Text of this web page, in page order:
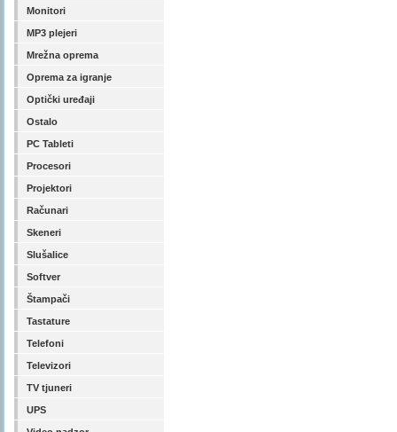
Monitori
MP3 plejeri
Mrežna oprema
Oprema za igranje
Optički uređaji
Ostalo
PC Tableti
Procesori
Projektori
Računari
Skeneri
Slušalice
Softver
Štampači
Tastature
Telefoni
Televizori
TV tjuneri
UPS